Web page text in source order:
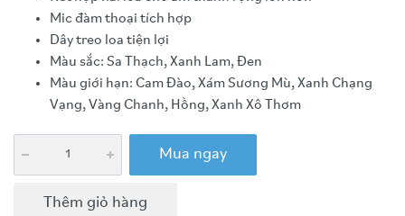
Mic đàm thoại tích hợp
Dây treo loa tiện lợi
Màu sắc: Sa Thạch, Xanh Lam, Đen
Màu giới hạn: Cam Đào, Xám Sương Mù, Xanh Chạng
Vạng, Vàng Chanh, Hồng, Xanh Xô Thơm
Mua ngay
Thêm giỏ hàng